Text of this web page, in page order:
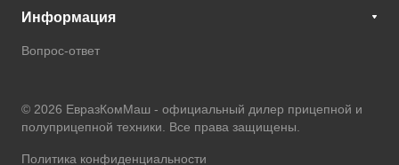
Информация
Вопрос-ответ
© 2026 ЕвразКомМаш - официальный дилер прицепной и
полуприцепной техники . Все права защищены.
Политика конфиденциальности